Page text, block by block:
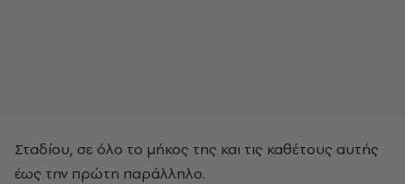
Σταδίου, σε όλο το μήκος της και τις καθέτους αυτής
έως την πρώτη παράλληλο.